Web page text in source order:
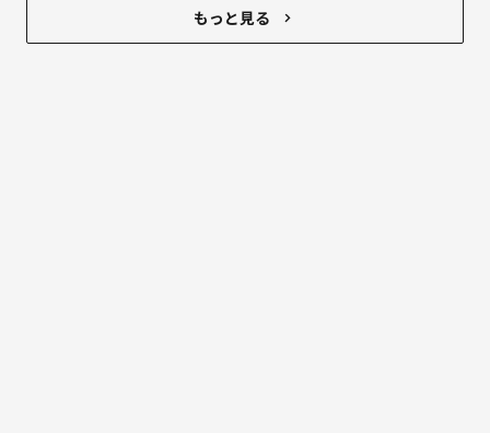
我が家ってましたようーーーー。笑
もっと見る